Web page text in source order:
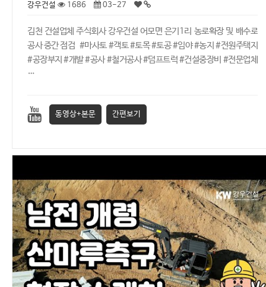
강우건설 1686 03-27
김천 건설업체 주식회사 강우건설 어모면 은기1리 농로확장 및 배수로
공사 중간 점검 #마사토 #객토 #토목 #토공 #임야 #농지 #전원주택지
#공장부지 #개발 #공사 #철거공사 #덤프트럭 #건설중장비 #전문업체
…
동영상+본문 간편보기